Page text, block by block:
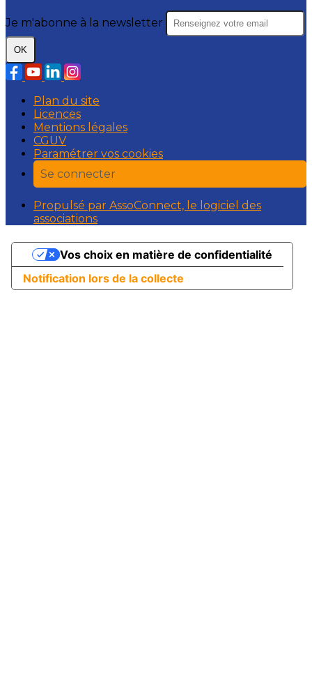
Je m'abonne à la newsletter
OK
Plan du site
Licences
Mentions légales
CGUV
Paramétrer vos cookies
Se connecter
Propulsé par AssoConnect, le logiciel des
associations
Notification lors de la collecte
Vos choix en matière de confidentialité